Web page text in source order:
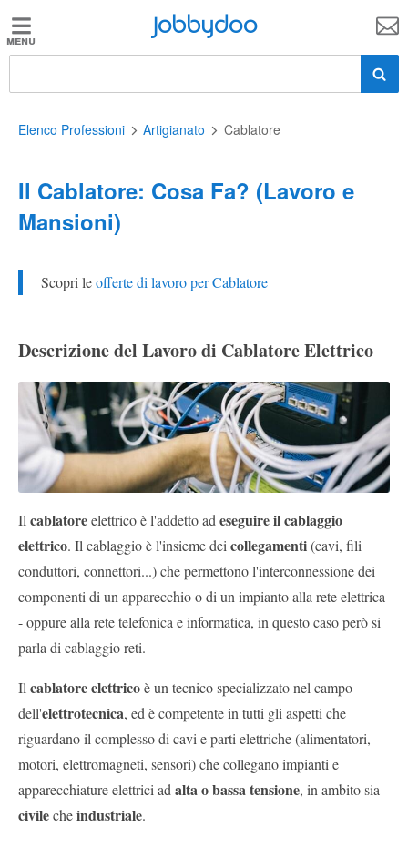
Jobbydoo
lavoro
Stipendi
professioni
Pubblica
Offerte
Area
Aziende
Jobbydoo
Elenco Professioni Artigianato Cablatore
Il Cablatore: Cosa Fa? (Lavoro e
Mansioni)
Scopri leofferte di lavoro per Cablatore
Descrizione del Lavoro di Cablatore Elettrico
Ilcablatoreelettrico è l'addetto adeseguire il cablaggio
elettrico. Il cablaggio è l'insieme deicollegamenti(cavi, fili
conduttori, connettori...) che permettono l'interconnessione dei
componenti di un apparecchio o di un impianto alla rete elettrica
- oppure alla rete telefonica e informatica, in questo caso però si
parla di cablaggio reti.
Ilcablatore elettricoè un tecnico specializzato nel campo
dell'elettrotecnica, ed è competente in tutti gli aspetti che
riguardano il complesso di cavi e parti elettriche (alimentatori,
motori, elettromagneti, sensori) che collegano impianti e
apparecchiature elettrici adalta o bassa tensione, in ambito sia
civilecheindustriale.